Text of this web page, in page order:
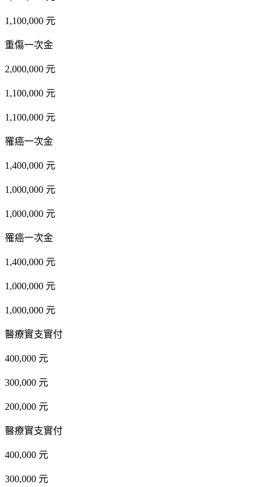
1,100,000 元
重傷一次金
2,000,000 元
1,100,000 元
1,100,000 元
罹癌一次金
1,400,000 元
1,000,000 元
1,000,000 元
罹癌一次金
1,400,000 元
1,000,000 元
1,000,000 元
醫療實支實付
400,000 元
300,000 元
200,000 元
醫療實支實付
400,000 元
300,000 元